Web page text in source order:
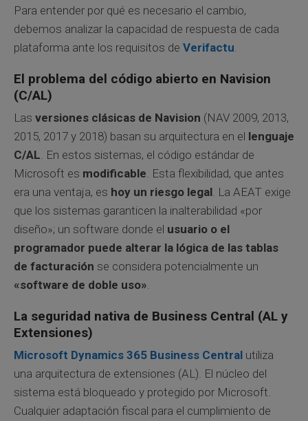
Para entender por qué es necesario el cambio,
debemos analizar la capacidad de respuesta de cada
plataforma ante los requisitos de Verifactu
El problema del código abierto en Navision
(C/AL)
Las versiones clásicas de Navision (NAV 2009, 2013,
2015, 2017 y 2018) basan su arquitectura en el lenguaje
C/AL . En estos sistemas, el código estándar de
Microsoft es modificable . Esta flexibilidad, que antes
era una ventaja, es hoy un riesgo legal . La AEAT exige
que los sistemas garanticen la inalterabilidad «por
diseño»; un software donde el usuario o el
programador puede alterar la lógica de las tablas
de facturación se considera potencialmente un
«software de doble uso»
La seguridad nativa de Business Central (AL y
Extensiones)
Microsoft Dynamics 365 Business Central utiliza
una arquitectura de extensiones (AL). El núcleo del
sistema está bloqueado y protegido por Microsoft.
Cualquier adaptación fiscal para el cumplimiento de